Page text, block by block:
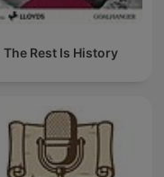
The Rest Is History